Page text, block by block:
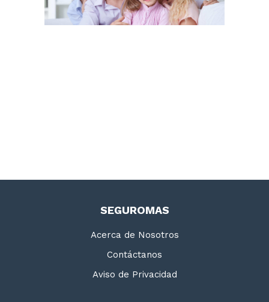
SEGUROMAS
Acerca de Nosotros
Contáctanos
Aviso de Privacidad